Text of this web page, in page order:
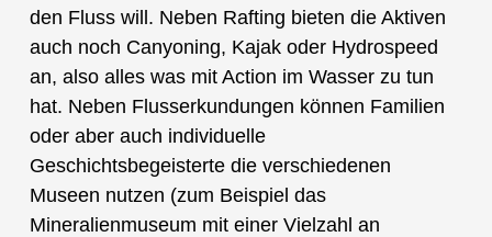
den Fluss will. Neben Rafting bieten die Aktiven
auch noch Canyoning, Kajak oder Hydrospeed
an, also alles was mit Action im Wasser zu tun
hat. Neben Flusserkundungen können Familien
oder aber auch individuelle
Geschichtsbegeisterte die verschiedenen
Museen nutzen (zum Beispiel das
Mineralienmuseum mit einer Vielzahl an